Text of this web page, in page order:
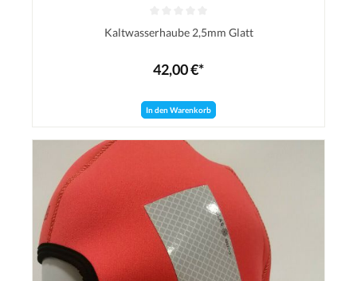
Durchschnittliche Bewertung von 0 von 5 Sternen
Kaltwasserhaube 2,5mm Glatt
42,00 €*
In den Warenkorb